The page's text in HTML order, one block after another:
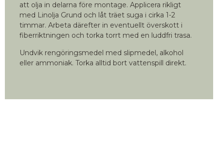
att olja in delarna före montage. Applicera rikligt
med Linolja Grund och låt träet suga i cirka 1-2
timmar. Arbeta därefter in eventuellt överskott i
fiberriktningen och torka torrt med en luddfri trasa.
Undvik rengöringsmedel med slipmedel, alkohol
eller ammoniak. Torka alltid bort vattenspill direkt.